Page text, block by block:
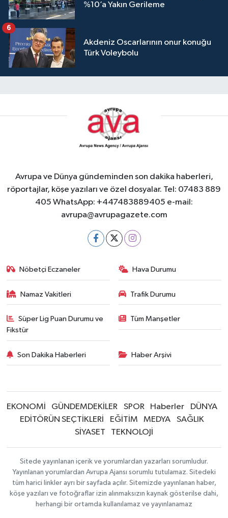
%10’a Yakın Gerileme
Akdeniz Oscarlarının onur konuğu
Türk Voleybolu
6
Avrupa ve Dünya gündeminden son dakika haberleri,
röportajlar, köşe yazıları ve özel dosyalar. Tel: 07483 889
405 WhatsApp: +447483889405 e-mail:
avrupa@avrupagazete.com
Nöbetçi Eczaneler Hava Durumu
Namaz Vakitleri Trafik Durumu
Süper Lig Puan Durumu ve
Fikstür
Tüm Manşetler
Son Dakika Haberleri Haber Arşivi
EKONOMİ GÜNDEMDEKİLER SPOR Haberler
DÜNYA
EDİTÖRÜN SEÇTİKLERİ
EĞİTİM MEDYA
SAĞLIK
SİYASET
TEKNOLOJİ
Sitede yayınlanan içerik ve yorumlardan yazarları sorumludur.
Yayınlanan yorumlardan Avrupa Ajansı sorumlu tutulamaz. Sitedeki
tüm harici linkler ayrı bir sayfada açılır. Sitemizde yayınlanan haber,
köşe yazıları ve fotoğraflar izin alınmaksızın kaynak gösterilse dahi,
herhangi bir ortamda kullanılamaz ve yayınlanamaz